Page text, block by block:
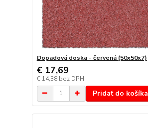
Dopadová doska - červená (50x50x7)
€ 17,69
€ 14,38 bez DPH
Pridať do košíka